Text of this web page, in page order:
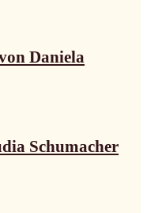
Daniela
Schumacher